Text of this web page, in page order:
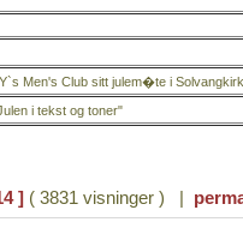
Men's Club sitt julem�te i
i tekst og toner"
] ( 3831 visninger ) |